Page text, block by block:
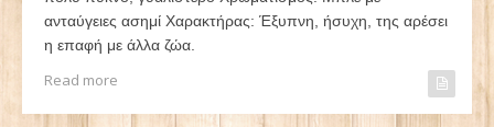
ανταύγειες ασημί Χαρακτήρας: Έξυπνη, ήσυχη, της αρέσει
η επαφή με άλλα ζώα.
Read more